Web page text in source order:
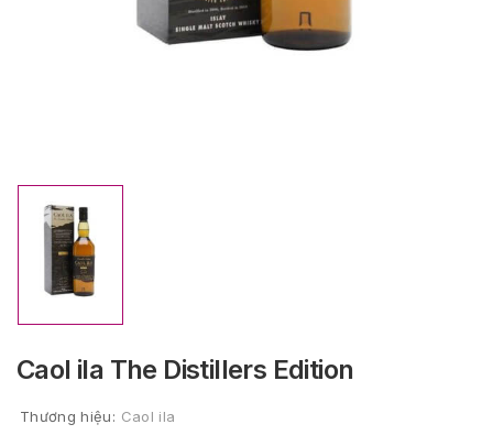
Caol ila The Distillers Edition
Thương hiệu: Caol ila